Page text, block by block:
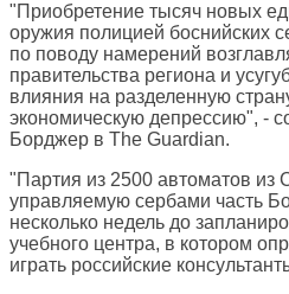
"Приобретение тысяч новых
оружия полицией боснийских
по поводу намерений
правительства региона и
влияния на разделенную
экономическую депрессию", -
Борджер в The Guardian.
"Партия из 2500 автоматов из
управляемую сербами часть
несколько недель до
учебного центра, в котором
играть российские